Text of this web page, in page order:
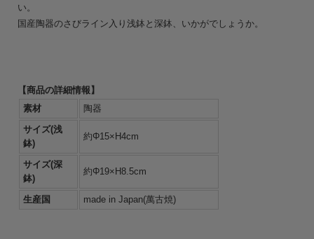
い。
国産陶器のさびライン入り浅鉢と深鉢、いかがでしょうか。
【商品の詳細情報】
素材
陶器
サイズ(浅
鉢)
約Φ15×H4cm
サイズ(深
鉢)
約Φ19×H8.5cm
生産国 made in Japan(萬古焼)